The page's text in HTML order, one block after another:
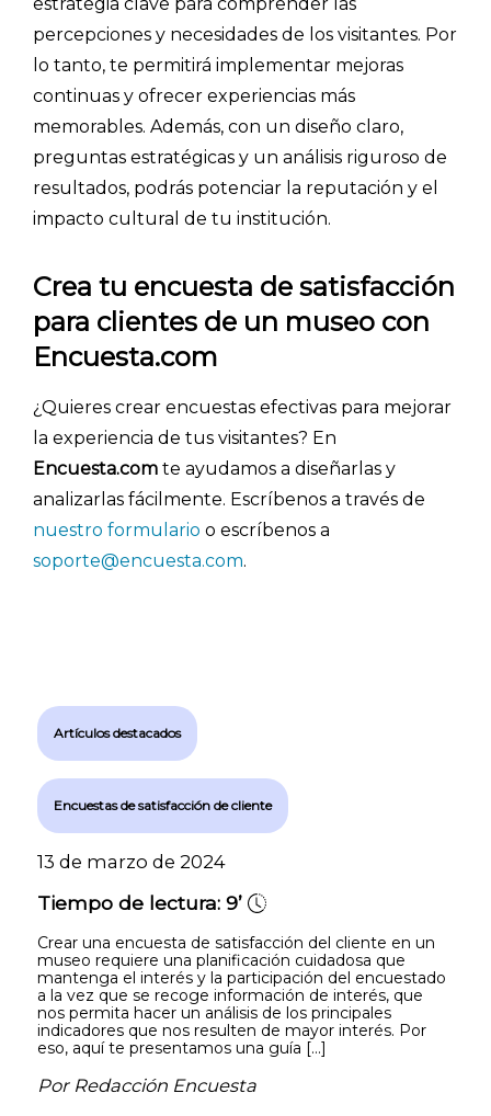
percepciones y necesidades de los visitantes. Por
lo tanto, te permitirá implementar mejoras
continuas y ofrecer experiencias más
memorables. Además, con un diseño claro,
preguntas estratégicas y un análisis riguroso de
resultados, podrás potenciar la reputación y el
impacto cultural de tu institución.
Crea tu encuesta de satisfacción
para clientes de un museo con
Encuesta.com
¿Quieres crear encuestas efectivas para mejorar
la experiencia de tus visitantes? En
Encuesta.com te ayudamos a diseñarlas y
analizarlas fácilmente. Escríbenos a través de
nuestro formulario o escríbenos a
soporte@encuesta.com.
Artículos destacados
Encuestas de satisfacción de cliente
13 de marzo de 2024
Tiempo de lectura: 9’
Crear una encuesta de satisfacción del cliente en un
museo requiere una planificación cuidadosa que
mantenga el interés y la participación del encuestado
a la vez que se recoge información de interés, que
nos permita hacer un análisis de los principales
indicadores que nos resulten de mayor interés. Por
eso, aquí te presentamos una guía […]
Por Redacción Encuesta